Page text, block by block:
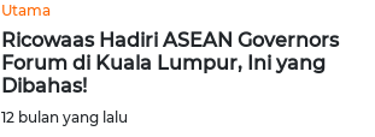
Utama
Ricowaas Hadiri ASEAN Governors
Forum di Kuala Lumpur, Ini yang
Dibahas!
12 bulan yang lalu